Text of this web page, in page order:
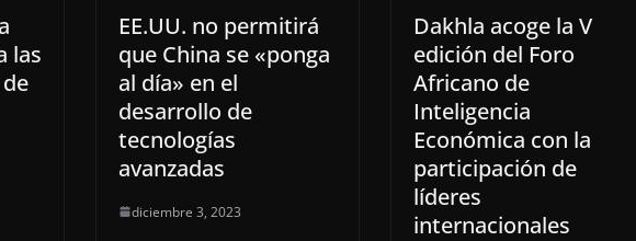
las
EE.UU. no permitirá
que China se «ponga
al día» en el
desarrollo de
tecnologías
avanzadas
diciembre 3, 2023
Dakhla acoge la V
edición del Foro
Africano de
Inteligencia
Económica con la
participación de
líderes
internacionales